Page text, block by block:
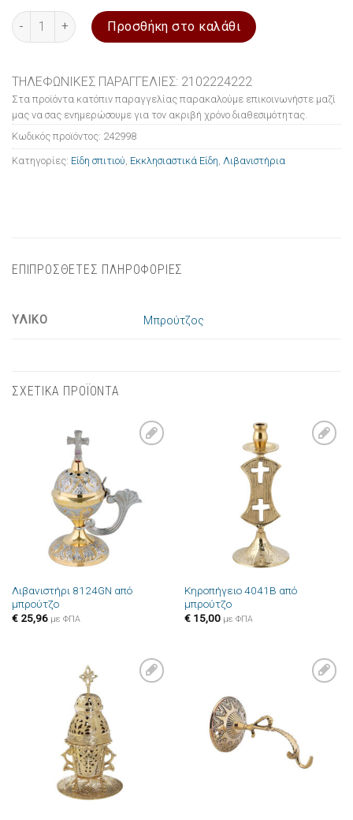
Λιβανιστήρι 7709P από μπρούτζο ποσότητα
Προσθήκη στο καλάθι
ΤΗΛΕΦΩΝΙΚΕΣ ΠΑΡΑΓΓΕΛΙΕΣ: 2102224222
Στα προϊόντα κατόπιν παραγγελίας παρακαλούμε επικοινωνήστε μαζί
μας να σας ενημερώσουμε για τον ακριβή χρόνο διαθεσιμότητας.
Κωδικός προϊόντος: 242998
Κατηγορίες: Είδη σπιτιού Εκκλησιαστικά Είδη Λιβανιστήρια
ΕΠΙΠΡΟΣΘΕΤΕΣ ΠΛΗΡΟΦΟΡΙΕΣ
ΥΛΙΚΟ Μπρούτζος
ΣΧΕΤΙΚΑ ΠΡΟΪΟΝΤΑ
Λιβανιστήρι 8124GN από
μπρούτζο
€25,96 με ΦΠΑ
Κηροπήγειο 4041B από
μπρούτζο
€15,00 με ΦΠΑ